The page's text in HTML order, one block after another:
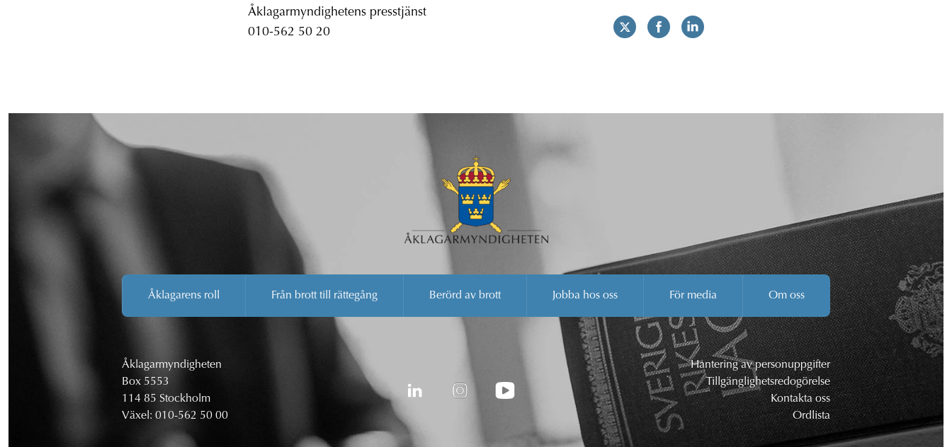
Åklagarmyndighetens presstjänst
010-562 50 20
Åklagarens roll Från brott till rättegång Berörd av brott Jobba hos oss För media Om oss
Åklagarmyndigheten
Box 5553
114 85 Stockholm
Växel: 010-562 50 00
Hantering av personuppgifter
Tillgänglighetsredogörelse
Kontakta oss
Ordlista